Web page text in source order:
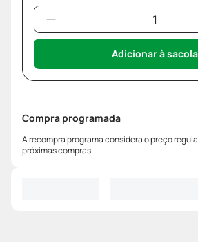
Adicionar à sacola
Compra programada
A recompra programa considera o preço
próximas compras.